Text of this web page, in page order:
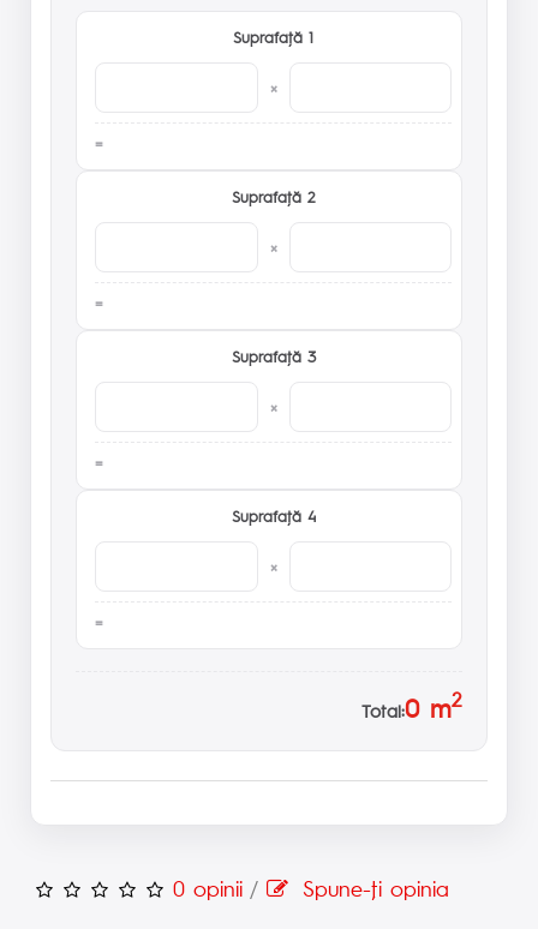
Suprafaţă 1
×
Suprafaţă 2
×
Suprafaţă 3
×
Suprafaţă 4
×
Total:0m2
0 opinii / Spune-ţi opinia